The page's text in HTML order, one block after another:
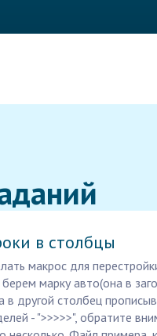
в столбцы
макрос для
марку авто(она в
в другой столбец
- ">>>>>", обратите